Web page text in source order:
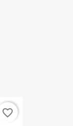
favorite_border